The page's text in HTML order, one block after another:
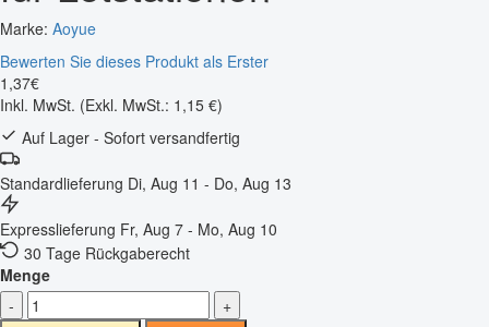
Marke: Aoyue
Bewerten Sie dieses Produkt als Erster
1 ,37€
Inkl. MwSt. (Exkl. MwSt.: 1,15 €)
Auf Lager - Sofort versandfertig
Standardlieferung Di, Aug 11 - Do, Aug 13
Expresslieferung Fr, Aug 7 - Mo, Aug 10
30 Tage Rückgaberecht
Menge
-
+